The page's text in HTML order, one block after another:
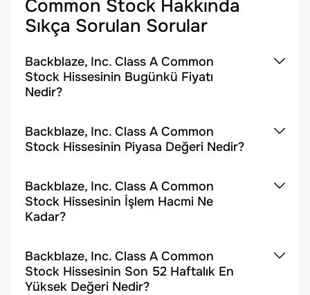
Common Stock Hakkında
Sıkça Sorulan Sorular
Backblaze, Inc. Class A Common
Stock Hissesinin Bugünkü Fiyatı
Nedir?
Backblaze, Inc. Class A Common
Stock Hissesinin Piyasa Değeri Nedir?
Backblaze, Inc. Class A Common
Stock Hissesinin İşlem Hacmi Ne
Kadar?
Backblaze, Inc. Class A Common
Stock Hissesinin Son 52 Haftalık En
Yüksek Değeri Nedir?